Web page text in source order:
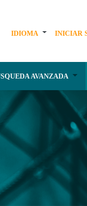
IDIOMA INICIAR
AVANZADA